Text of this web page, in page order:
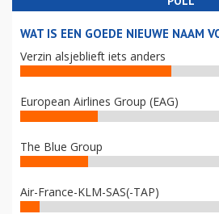
WAT IS EEN GOEDE NIEUWE NAAM
Verzin alsjeblieft iets anders
European Airlines Group (EAG)
The Blue Group
Air-France-KLM-SAS(-TAP)